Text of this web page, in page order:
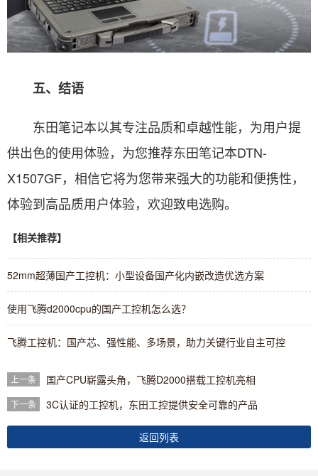
五、结语
东田笔记本以其专注品质和卓越性能，为用户提
供出色的使用体验，为您推荐东田笔记本DTN-
X1507GF，相信它将为您带来强大的功能和便携性，
体验到高品质用户体验，欢迎致电选购。
【相关推荐】
52mm超薄国产工控机：小型设备国产化内嵌改造优选方案
使用飞腾d2000cpu的国产工控机怎么选？
飞腾工控机：国产芯、强性能、多场景，助力关键行业自主可控
上一条 国产CPU崭露头角，飞腾D2000搭载工控机亮相
下一条 3C认证的工控机，东田工控提供安全可靠的产品
返回列表